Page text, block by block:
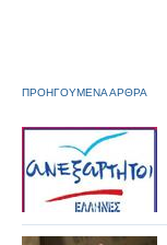
ΠΡΟΗΓΟΥΜΕΝΑ ΑΡΘΡΑ